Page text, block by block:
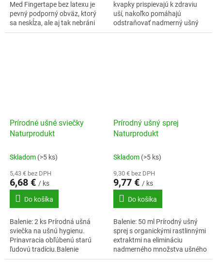
Med Fingertape bez latexu je
pevný podporný obväz, ktorý
sa neskĺza, ale aj tak nebráni
prekrveniu.
kvapky prispievajú k zdraviu
uší, nakoľko pomáhajú
odstraňovať nadmerný ušný
maz a zabraňujú jeho tvorbe .
Prírodné ušné sviečky
Naturprodukt
Skladom (>5 ks)
5,43 € bez DPH
6,68 € / ks
Do košíka
Balenie: 2 ks Prírodná ušná
sviečka na ušnú hygienu.
Prinavracia obľúbenú starú
ľudovú tradíciu.Balenie
obsahuje: 2 prírodné ušné
Prírodný ušný sprej
Naturprodukt
Skladom (>5 ks)
9,30 € bez DPH
9,77 € / ks
Do košíka
Balenie: 50 ml Prírodný ušný
sprej s organickými rastlinnými
extraktmi na elimináciu
nadmerného množstva ušného
mazu a na hĺbkové čistenie